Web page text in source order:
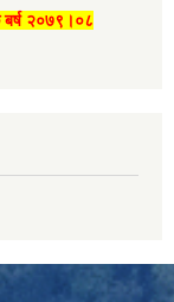
बर्ष २०७९।०८